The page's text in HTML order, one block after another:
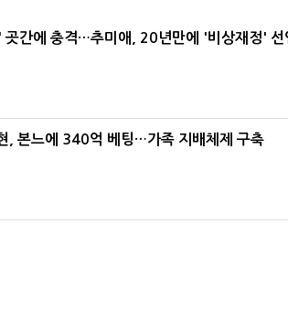
간에 충격…추미애, 20년만에 '비상재정' 선
, 본느에 340억 베팅…가족 지배체제 구축